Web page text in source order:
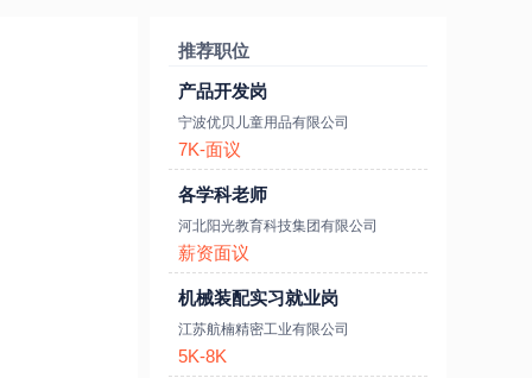
推荐职位
产品开发岗
宁波优贝儿童用品有限公司
7K-面议
各学科老师
河北阳光教育科技集团有限公司
薪资面议
机械装配实习就业岗
江苏航楠精密工业有限公司
5K-8K